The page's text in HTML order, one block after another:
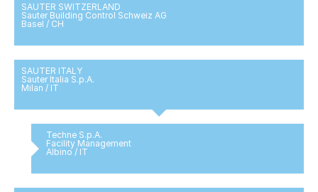
SAUTER SWITZERLAND
Sauter Building Control Schweiz AG
Basel / CH
SAUTER ITALY
Sauter Italia S.p.A.
Milan / IT
Techne S.p.A.
Facility Management
Albino / IT